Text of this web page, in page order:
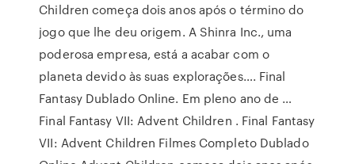
Children começa dois anos após o término do
jogo que lhe deu origem. A Shinra Inc., uma
poderosa empresa, está a acabar com o
planeta devido às suas explorações…. Final
Fantasy Dublado Online. Em pleno ano de …
Final Fantasy VII: Advent Children . Final Fantasy
VII: Advent Children Filmes Completo Dublado